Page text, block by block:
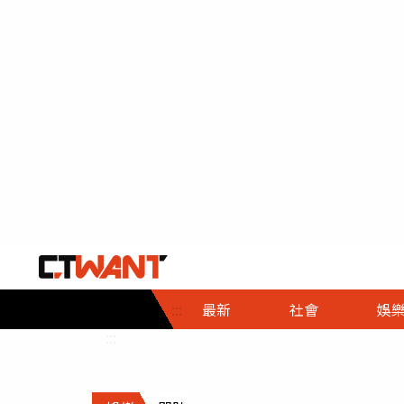
::: 最新 社會
社會首頁
時事
調查
娛樂
娛樂首頁
即時
財經首頁
熱線
政